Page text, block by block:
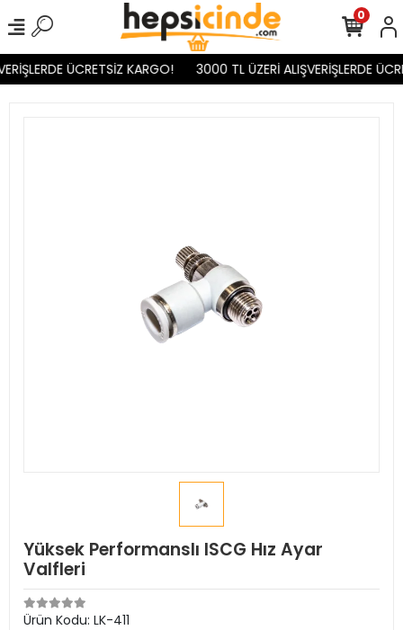
ÜCRETSİZ KARGO! 3000 TL ÜZERİ ALIŞVERİŞLERDE
0
Yüksek Performanslı ISCG Hız Ayar
Valfleri
Ürün Kodu: LK-411